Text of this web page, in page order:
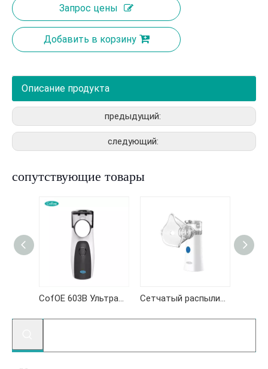
Запрос цены
Добавить в корзину
Описание продукта
предыдущий:
следующий:
сопутствующие товары
CofOE 603B Ультразвуковая сетчатая небулайзер Сетчатый распылитель KF-WHQ-601B